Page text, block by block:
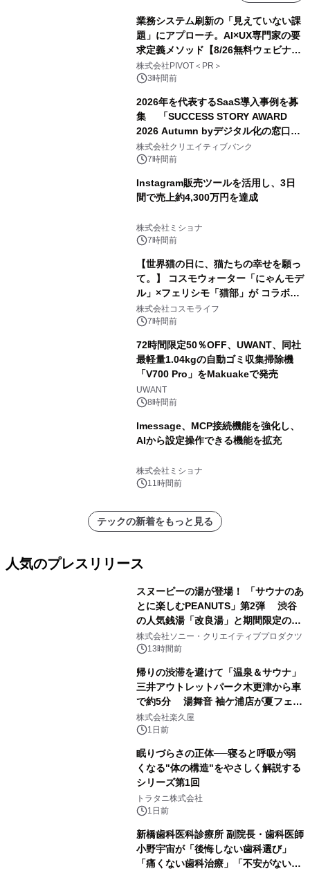
業務システム刷新の「見えていない課
題」にアプローチ。AI×UX専門家の要
求定義メソッド【8/26無料ウェビナ
ー】株式会社PIVOT
株式会社PIVOT＜PR＞
3時間前
2026年を代表するSaaS導入事例を募
集 「SUCCESS STORY AWARD
2026 Autumn byデジタル化の窓口」
開催
株式会社クリエイティブバンク
7時間前
Instagram販売ツールを活用し、3日
間で売上約4,300万円を達成
株式会社ミショナ
7時間前
【世界猫の日に、猫たちの幸せを願っ
て。】 コスモウォーター「にゃんモデ
ル」×フェリシモ「猫部」が コラボキ
ャンペーンを実施
株式会社コスモライフ
7時間前
72時間限定50％OFF、UWANT、同社
最軽量1.04kgの自動ゴミ収集掃除機
「V700 Pro」をMakuakeで発売
UWANT
8時間前
lmessage、MCP接続機能を強化し、
AIから設定操作できる機能を拡充
株式会社ミショナ
11時間前
テックの新着をもっと見る
人気のプレスリリース
スヌーピーの湯が登場！ 「サウナのあ
とに楽しむPEANUTS」第2弾 渋谷
の人気銭湯「改良湯」と期間限定のコ
ラボレーション サウナイキタイコラ
ボグッズも発売決定！
株式会社ソニー・クリエイティブプロダクツ
13時間前
帰りの渋滞を避けて「温泉＆サウナ」
三井アウトレットパーク木更津から車
で約5分 湯舞音 袖ケ浦店が夏フェア
メニューを提供
株式会社楽久屋
1日前
眠りづらさの正体──寝ると呼吸が弱
くなる"体の構造"をやさしく解説する
シリーズ第1回
トラタニ株式会社
1日前
新橋歯科医科診療所 副院長・歯科医師
小野宇宙が「後悔しない歯科選び」
「痛くない歯科治療」「不安がない治